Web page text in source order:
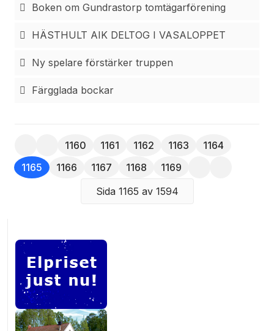
Boken om Gundrastorp tomtägarförening
HÄSTHULT AIK DELTOG I VASALOPPET
Ny spelare förstärker truppen
Färgglada bockar
1160 1161 1162 1163
1164
1165
1166 1167 1168
1169
Sida 1165 av 1594